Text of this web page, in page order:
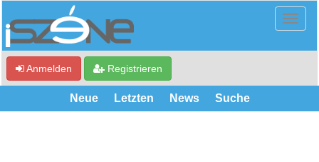
Anmelden Registrieren
Neue Letzten News Suche